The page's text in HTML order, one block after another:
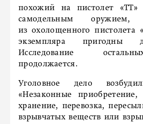
похожий на пистолет «ТТ»
самодельным оружием,
из охолощенного пистолета
экземпляра пригодны
Исследование
продолжается.
Уголовное дело
«Незаконные приобретение,
хранение, перевозка,
взрывчатых веществ или